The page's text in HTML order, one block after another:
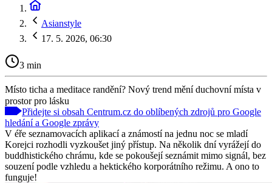
Asianstyle
17. 5. 2026, 06:30
3 min
Místo ticha a meditace randění? Nový trend mění duchovní místa v
prostor pro lásku
Přidejte si obsah Centrum.cz do oblíbených zdrojů pro Google
hledání a Google zprávy
V éře seznamovacích aplikací a známostí na jednu noc se mladí
Korejci rozhodli vyzkoušet jiný přístup. Na několik dní vyrážejí do
buddhistického chrámu, kde se pokoušejí seznámit mimo signál, bez
souzení podle vzhledu a hektického korporátního režimu. A ono to
funguje!